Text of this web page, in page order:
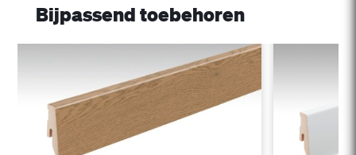
Bijpassend toebehoren